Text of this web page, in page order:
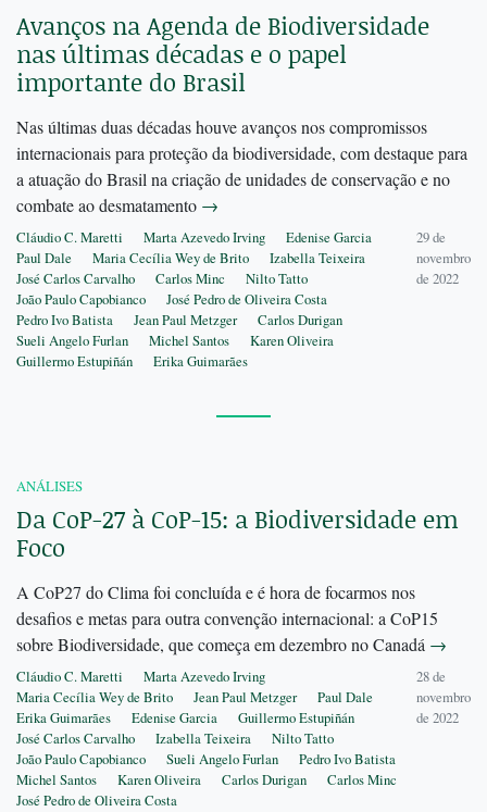
Avanços na Agenda de Biodiversidade
nas últimas décadas e o papel
importante do Brasil
Nas últimas duas décadas houve avanços nos compromissos
internacionais para proteção da biodiversidade, com destaque para
a atuação do Brasil na criação de unidades de conservação e no
combate ao desmatamento →
Cláudio C. Maretti Marta Azevedo Irving
Edenise Garcia
Paul Dale
Maria Cecília Wey de Brito
Izabella Teixeira
José Carlos Carvalho
Carlos Minc
Nilto Tatto
João Paulo Capobianco
José Pedro de Oliveira Costa
Pedro Ivo Batista
Jean Paul Metzger
Carlos Durigan
Sueli Angelo Furlan
Michel Santos
Karen Oliveira
Guillermo Estupiñán
Erika Guimarães
29 de
novembro
de 2022
ANÁLISES
Da CoP-27 à CoP-15: a Biodiversidade em
Foco
A CoP27 do Clima foi concluída e é hora de focarmos nos
desafios e metas para outra convenção internacional: a CoP15
sobre Biodiversidade, que começa em dezembro no Canadá →
Cláudio C. Maretti
Marta Azevedo Irving
Maria Cecília Wey de Brito
Jean Paul Metzger
Paul Dale
Erika Guimarães
Edenise Garcia
Guillermo Estupiñán
José Carlos Carvalho
Izabella Teixeira
Nilto Tatto
João Paulo Capobianco
Sueli Angelo Furlan
Pedro Ivo Batista
Michel Santos
Karen Oliveira Carlos Durigan
Carlos Minc
José Pedro de Oliveira Costa
28 de
novembro
de 2022